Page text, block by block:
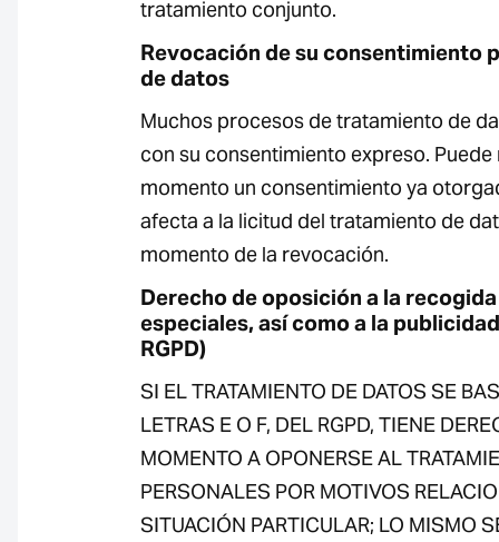
tratamiento conjunto.
Revocación de su consentimiento
de datos
Muchos procesos de tratamiento de
con su consentimiento expreso.
momento un consentimiento ya
afecta a la licitud del tratamiento de
momento de la revocación.
Derecho de oposición a la
especiales, así como a la
RGPD)
SI EL TRATAMIENTO DE DATOS SE
LETRAS E O F, DEL RGPD, TIENE
MOMENTO A OPONERSE AL
PERSONALES POR MOTIVOS
SITUACIÓN PARTICULAR; LO MISMO